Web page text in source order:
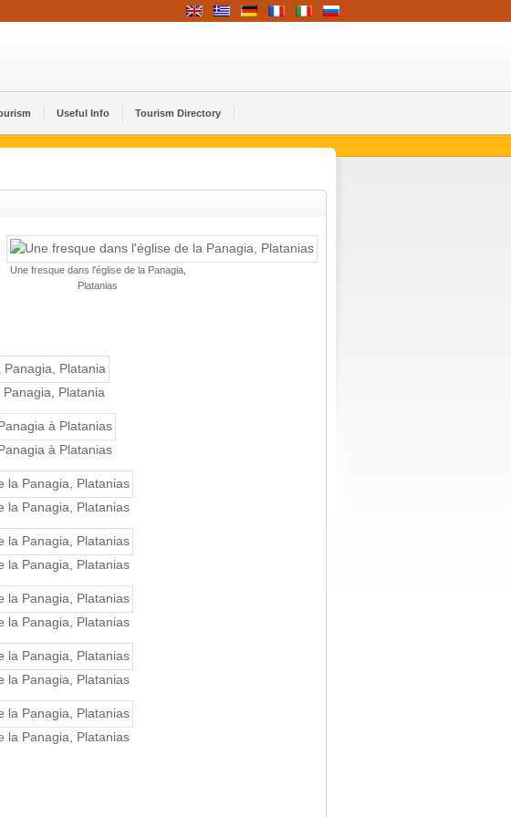
Useful Info Tourism Directory
Une fresque dans l'église de la Panagia,
Platanias
Platania
à Platanias
la Panagia, Platanias
la Panagia, Platanias
la Panagia, Platanias
la Panagia, Platanias
la Panagia, Platanias